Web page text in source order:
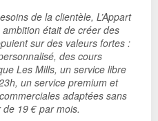
de la clientèle, L’Appart
était de créer des
sur des valeurs fortes :
des cours
Les Mills, un service libre
un service premium et
adaptées sans
19 € par mois.